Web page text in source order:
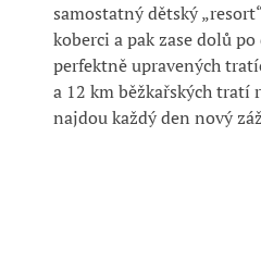
samostatný dětský
koberci a pak zase dolů
perfektně upravených
a 12 km běžkařských tratí
najdou každý den nový